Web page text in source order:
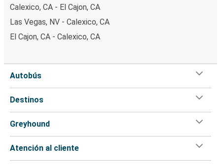
Calexico, CA - El Cajon, CA
Las Vegas, NV - Calexico, CA
El Cajon, CA - Calexico, CA
Autobús
Destinos
Greyhound
Atención al cliente